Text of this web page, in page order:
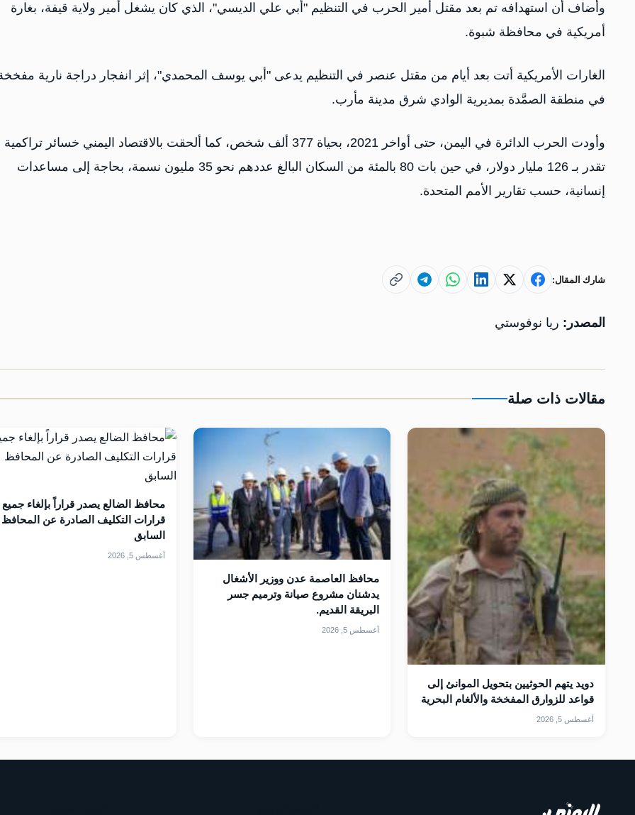
وأضاف أن استهدافه تم بعد مقتل أمير الحرب في التنظيم "أبي علي الديسي"، الذي كان يشغل أمير ولاية قيفة، بغارة
أمريكية في محافظة شبوة.
الغارات الأمريكية أتت بعد أيام من مقتل عنصر في التنظيم يدعى "أبي يوسف المحمدي"، إثر انفجار دراجة نارية
في منطقة الصمَّدة بمديرية الوادي شرق مدينة مأرب.
وأودت الحرب الدائرة في اليمن، حتى أواخر 2021، بحياة 377 ألف شخص، كما ألحقت بالاقتصاد اليمني خسائر تراكمية
تقدر بـ 126 مليار دولار، في حين بات 80 بالمئة من السكان البالغ عددهم نحو 35 مليون نسمة، بحاجة إلى مساعدات
إنسانية، حسب تقارير الأمم المتحدة.
شارك المقال:
المصدر: ريا نوفوستي
مقالات ذات صلة
دويد يتهم الحوثيين بتحويل الموانئ إلى
قواعد للزوارق المفخخة والألغام البحرية
أغسطس 5, 2026
محافظ العاصمة عدن ووزير الأشغال
يدشنان مشروع صيانة وترميم جسر
البريقة القديم.
أغسطس 5, 2026
محافظ الضالع يصدر قراراً بإلغاء جميع
قرارات التكليف الصادرة عن المحافظ
السابق
أغسطس 5, 2026